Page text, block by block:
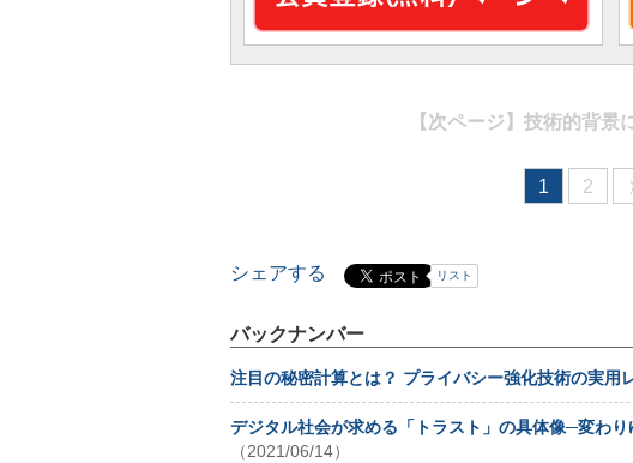
【次ページ】 技術的背景
1 2
シェアする リスト
バックナンバー
注目の秘密計算とは？ プライバシー強化技術の実用
デジタル社会が求める「トラスト」の具体像─変わり
（2021/06/14）